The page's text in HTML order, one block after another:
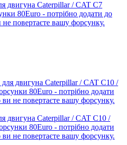
двигуна Caterpillar / CAT C7
80Euro - потрібно додати до
не повертаєте вашу форсунку.
двигуна Caterpillar / CAT C10 /
80Euro - потрібно додати
ви не повертаєте вашу форсунку.